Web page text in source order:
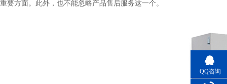
重要方面。此外，也不能忽略产品售后服务这一个。
QQ咨询